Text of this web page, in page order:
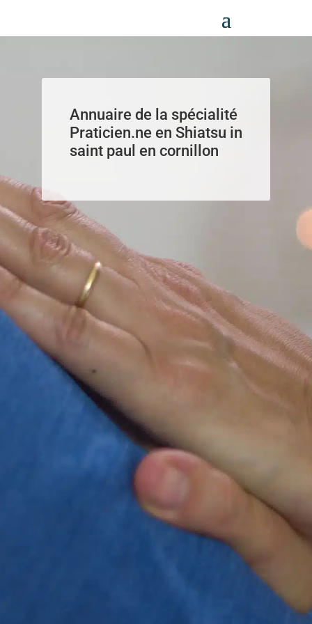
Annuaire de la spécialité
Praticien.ne en Shiatsu in
saint paul en cornillon